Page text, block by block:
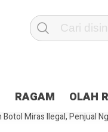
RAGAM OLAH
Kota Jayapura
Pesan
Hibah Pilkada Jayapura
Miras Ilegal, Penjual